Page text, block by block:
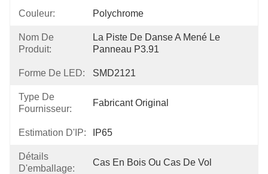
Couleur: Polychrome
Nom De
Produit:
La Piste De Danse A Mené Le
Panneau P3.91
Forme De LED: SMD2121
Type De
Fournisseur:
Fabricant Original
Estimation D'IP: IP65
Détails
D'emballage:
Cas En Bois Ou Cas De Vol